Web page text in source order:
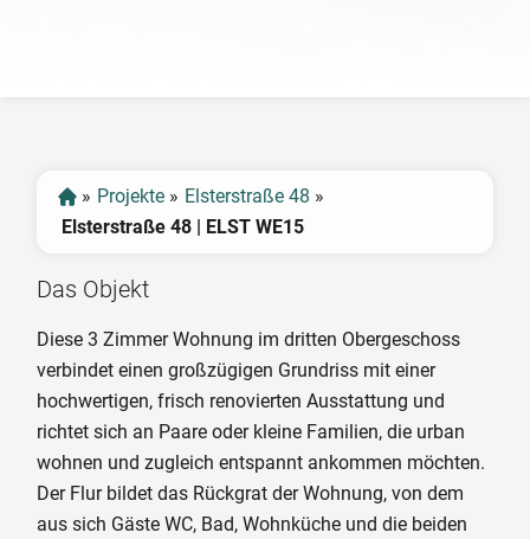
» Projekte » Elsterstraße 48 »
Elsterstraße 48 | ELST WE15
Das Objekt
Diese 3 Zimmer Wohnung im dritten Obergeschoss
verbindet einen großzügigen Grundriss mit einer
hochwertigen, frisch renovierten Ausstattung und
richtet sich an Paare oder kleine Familien, die urban
wohnen und zugleich entspannt ankommen möchten.
Der Flur bildet das Rückgrat der Wohnung, von dem
aus sich Gäste WC, Bad, Wohnküche und die beiden